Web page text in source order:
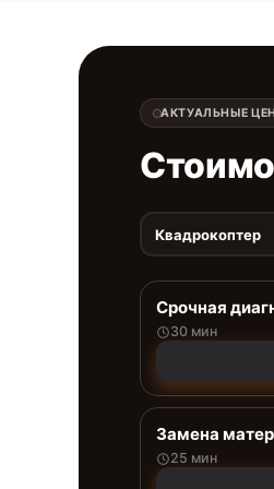
АКТУАЛЬНЫЕ
Квадрокоптер
Срочная
30 мин
Замена
25 мин